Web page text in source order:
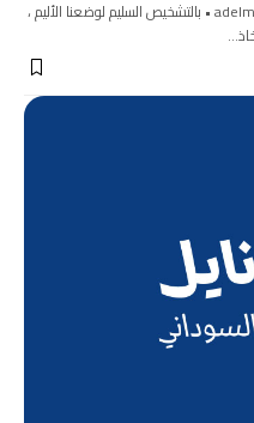
عادل محجوب على adelmhjoubali49@gmail.com • بالتشخيص السليم لوضعنا الأليم ،